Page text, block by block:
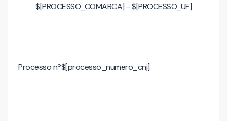
$[PROCESSO_COMARCA] - $[PROCESSO_UF]
Processo nº$[processo_numero_cnj]